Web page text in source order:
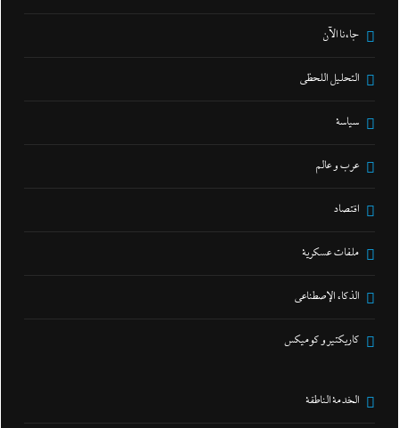
جاءنا الآن
التحليل اللحظي
سياسة
عرب و عالم
اقتصاد
ملفات عسكرية
الذكاء الإصطناعي
كاريكتير و كوميكس
الخدمة الناطقة